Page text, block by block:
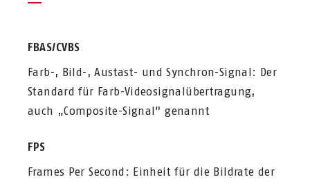
FBAS/CVBS
Farb-, Bild-, Austast- und Synchron-Signal: Der
Standard für Farb-Videosignalübertragung,
auch „Composite-Signal" genannt
FPS
Frames Per Second: Einheit für die Bildrate der